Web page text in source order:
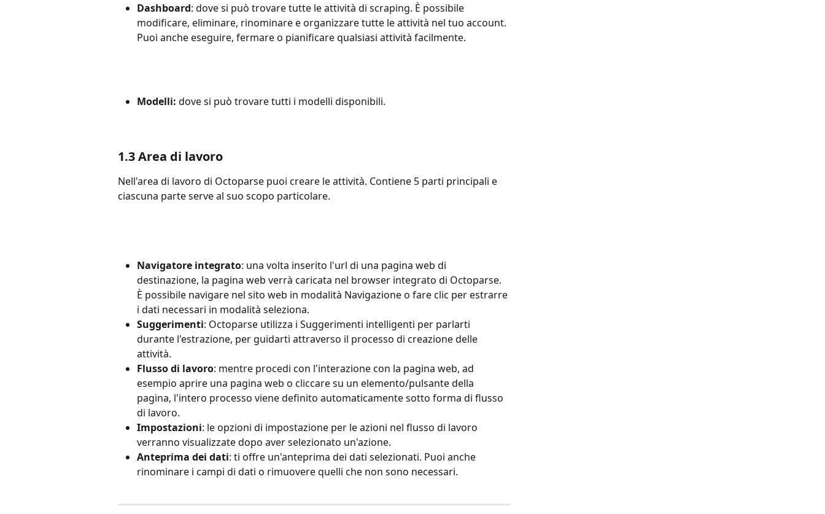
Dashboard: dove si può trovare tutte le attività di scraping. È possibile
modificare, eliminare, rinominare e organizzare tutte le attività nel tuo account.
Puoi anche eseguire, fermare o pianificare qualsiasi attività facilmente.
Modelli: dove si può trovare tutti i modelli disponibili.
1.3 Area di lavoro
Nell'area di lavoro di Octoparse puoi creare le attività. Contiene 5 parti principali e
ciascuna parte serve al suo scopo particolare.
Navigatore integrato: una volta inserito l'url di una pagina web di
destinazione, la pagina web verrà caricata nel browser integrato di Octoparse.
È possibile navigare nel sito web in modalità Navigazione o fare clic per estrarre
i dati necessari in modalità seleziona.
Suggerimenti: Octoparse utilizza i Suggerimenti intelligenti per parlarti
durante l'estrazione, per guidarti attraverso il processo di creazione delle
attività.
Flusso di lavoro: mentre procedi con l'interazione con la pagina web, ad
esempio aprire una pagina web o cliccare su un elemento/pulsante della
pagina, l'intero processo viene definito automaticamente sotto forma di flusso
di lavoro.
Impostazioni: le opzioni di impostazione per le azioni nel flusso di lavoro
verranno visualizzate dopo aver selezionato un'azione.
Anteprima dei dati: ti offre un'anteprima dei dati selezionati. Puoi anche
rinominare i campi di dati o rimuovere quelli che non sono necessari.